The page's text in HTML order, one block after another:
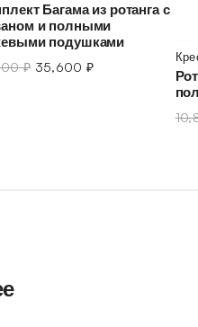
Багама из ротанга с
и полными
подушками
₽ 35,600 ₽